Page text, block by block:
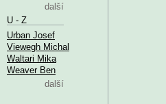
další
U - Z
Urban Josef
Viewegh Michal
Waltari Mika
Weaver Ben
další